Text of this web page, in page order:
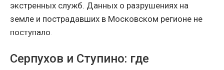
экстренных служб. Данных о разрушениях на
земле и пострадавших в Московском регионе не
поступало.
Серпухов и Ступино: где